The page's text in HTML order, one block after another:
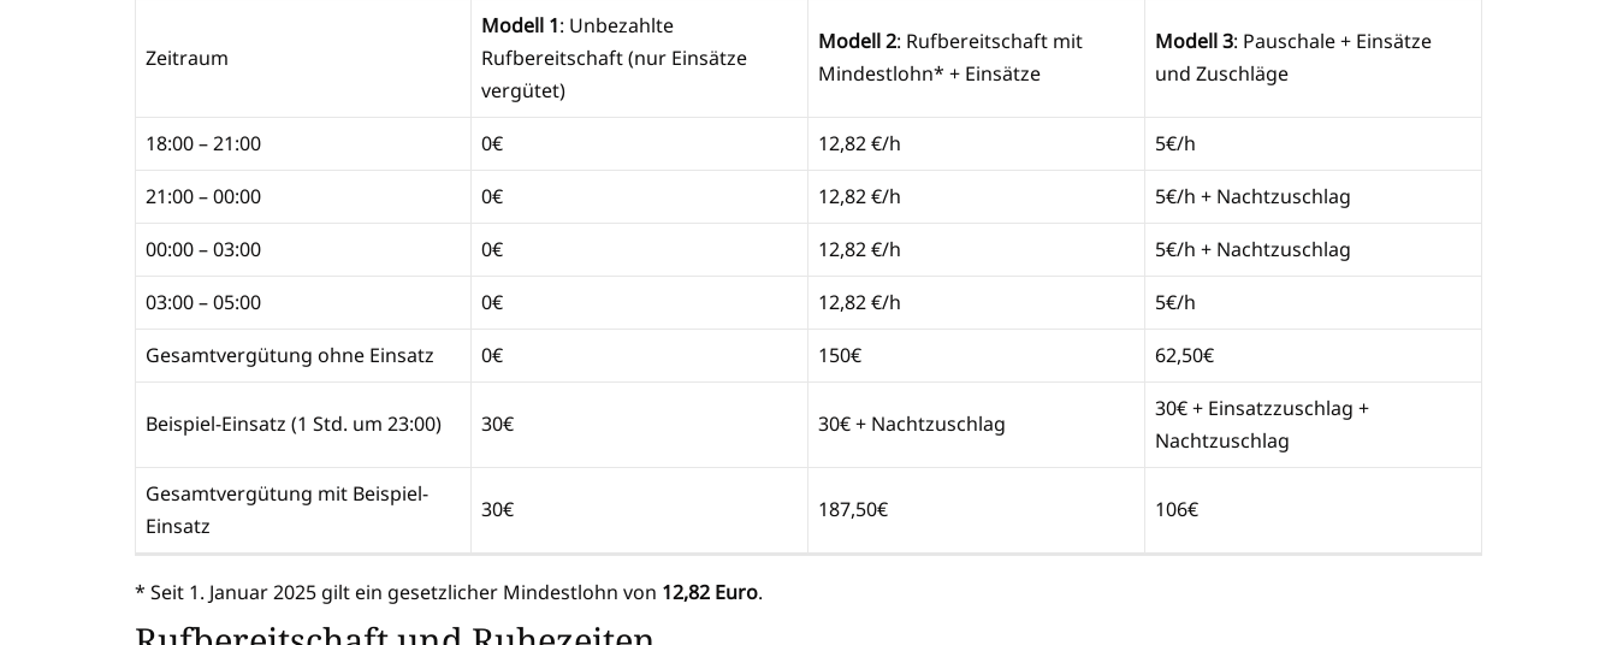
Zeitraum
Modell 1: Unbezahlte
Rufbereitschaft (nur Einsätze
vergütet)
Modell 2: Rufbereitschaft mit
Mindestlohn* + Einsätze
Modell 3: Pauschale + Einsätze
und Zuschläge
18:00 – 21:00 0€ 12,82 €/h
5€/h
21:00 – 00:00
0€ 12,82 €/h
5€/h + Nachtzuschlag
00:00 – 03:00
0€ 12,82 €/h
5€/h + Nachtzuschlag
03:00 – 05:00
0€ 12,82 €/h
5€/h
Gesamtvergütung ohne Einsatz
0€ 150€ 62,50€
Beispiel-Einsatz (1 Std. um 23:00) 30€ 30€ + Nachtzuschlag
30€ + Einsatzzuschlag +
Nachtzuschlag
Gesamtvergütung mit Beispiel-
Einsatz
30€ 187,50€ 106€
* Seit 1. Januar 2025 gilt ein gesetzlicher Mindestlohn von 12,82 Euro.